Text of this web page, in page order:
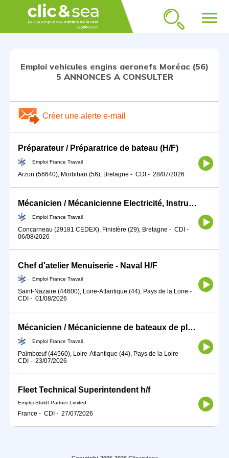
menu
Emploi vehicules engins aeronefs Moréac (56)
5 ANNONCES A CONSULTER
Créer une alerte e-mail
Préparateur / Préparatrice de bateau (H/F)
Emploi France Travail
Arzon (56640), Morbihan (56), Bretagne - CDI - 28/07/2026
Mécanicien / Mécanicienne Electricité, Instrument de bord, Radio (H/F)
Emploi France Travail
Concarneau (29181 CEDEX), Finistère (29), Bretagne - CDI -
06/08/2026
Chef d'atelier Menuiserie - Naval H/F
Emploi France Travail
Saint-Nazaire (44600), Loire-Atlantique (44), Pays de la Loire -
CDI - 01/08/2026
Mécanicien / Mécanicienne de bateaux de plaisance (H/F)
Emploi France Travail
Paimbœuf (44560), Loire-Atlantique (44), Pays de la Loire -
CDI - 23/07/2026
Fleet Technical Superintendent h/f
Emploi Stoldt Partner Limited
France - CDI - 27/07/2026